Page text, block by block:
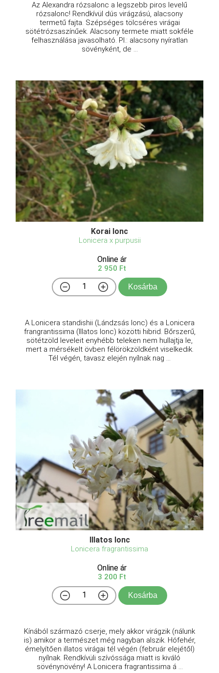
Az Alexandra rózsalonc a legszebb piros levelű
rózsalonc! Rendkívül dús virágzású, alacsony
termetű fajta. Szépséges tölcséres virágai
sötétrózsaszínűek. Alacsony termete miatt sokféle
felhasználása javasolható. Pl.: alacsony nyíratlan
sövényként, de ...
Korai lonc
Lonicera x purpusii
Online ár
2 950 Ft
Kosárba
A Lonicera standishii (Lándzsás lonc) és a Lonicera
frangrantissima (Illatos lonc) közötti hibrid. Bőrszerű,
sötétzöld leveleit enyhébb teleken nem hullajtja le,
mert a mérsékelt övben félörökzöldként viselkedik.
Tél végén, tavasz elején nyílnak nag ...
Illatos lonc
Lonicera fragrantissima
Online ár
3 200 Ft
Kosárba
Kínából származó cserje, mely akkor virágzik (nálunk
is) amikor a természet még nagyban alszik. Hófehér,
émelyítően illatos virágai tél végén (február elejétől)
nyílnak. Rendkívüli szívóssága miatt is kiváló
sövénynövény! A Lonicera fragrantissima á ...